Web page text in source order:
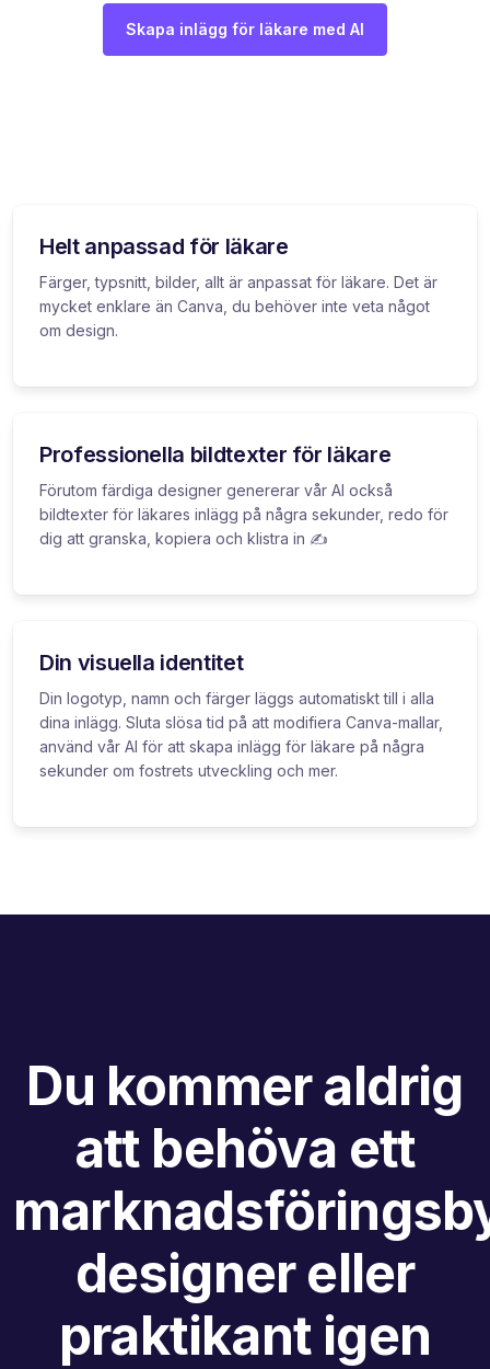
Skapa inlägg för läkare med AI
Helt anpassad för läkare
Färger, typsnitt, bilder, allt är anpassat för läkare. Det är
mycket enklare än Canva, du behöver inte veta något
om design.
Professionella bildtexter för läkare
Förutom färdiga designer genererar vår AI också
bildtexter för läkares inlägg på några sekunder, redo för
dig att granska, kopiera och klistra in ✍️
Din visuella identitet
Din logotyp, namn och färger läggs automatiskt till i alla
dina inlägg. Sluta slösa tid på att modifiera Canva-mallar,
använd vår AI för att skapa inlägg för läkare på några
sekunder om fostrets utveckling och mer.
Du kommer aldrig
att behöva ett
designer eller
praktikant igen